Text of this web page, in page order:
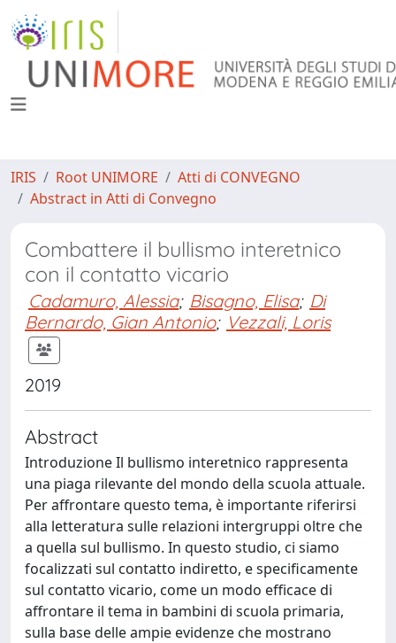
IRIS Root UNIMORE
Atti di CONVEGNO
Abstract in Atti di Convegno
Combattere il bullismo interetnico
con il contatto vicario
Cadamuro, Alessia; Bisagno, Elisa; Di
Bernardo, Gian Antonio; Vezzali, Loris
2019
Abstract
Introduzione Il bullismo interetnico rappresenta
una piaga rilevante del mondo della scuola attuale.
Per affrontare questo tema, è importante riferirsi
alla letteratura sulle relazioni intergruppi oltre che
a quella sul bullismo. In questo studio, ci siamo
focalizzati sul contatto indiretto, e specificamente
sul contatto vicario, come un modo efficace di
affrontare il tema in bambini di scuola primaria,
sulla base delle ampie evidenze che mostrano